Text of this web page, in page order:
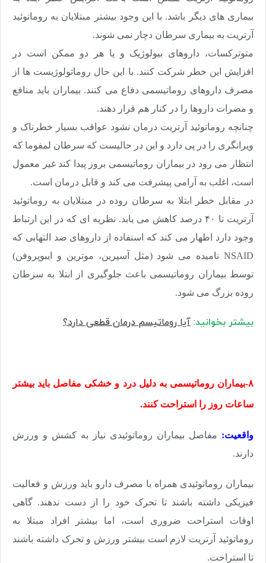
بیماری های دیگر باشد. با این وجود بیشتر مبتلایان به روماتوئید
آرتریت به بیماری سرطان دچار نمی شوند.
متوترکسات، داروهای بیولوژیک و یا هر دو ممکن است در
افزایش این خطر شرکت کنند. با این حال روماتولوژیست ها از
مصرف داروهای روماتیسمی دفاع می کنند. بیماران باید منافع
و مضرات داروها را در کنار هم قرار دهند.
چنانچه روماتوئید آرتریت درمان نشود عواقب بسیار خطرناک و
ویرانگری را در پی دارد و این در حالیست که سرطان لمفوما که
انتظار می رود در بیماران روماتیسمی بروز پیدا کند غیر معمول
است، اغلب به آرامی پیشرفت می کند و قابل درمان است.
در مقابل خطر ابتلا به سرطان روده در مبتلایان به روماتوئید
آرتریت تا ۴۰ درصد کاهش می یابد. نظریه ای که در این ارتباط
وجود دارد اظهار می کند که استفاده از داروهای ضد التهابی که
NSAID نامیده می شود (مثل آسپرین، موترین و ایبوپروفن)
توسط بیماران روماتیسمی باعث جلوگیری از ابتلا به سرطان
روده بزرگ می شود.
بیشتر بخوانید: آیا روماتیسم درمان قطعی دارد؟
۸-بیماران روماتیسمی به دلیل درد و خشکی مفاصل باید بیشتر
ساعات روز را استراحت کنند.
واقعیت: مفاصل بیماران روماتوئیدی نیاز به کشش و ورزش
دارند.
بیماران روماتوئیدی همراه با مصرف دارو باید ورزش و فعالیت
فیزیکی داشته باشند تا تحرک خود را از دست ندهند. گاهی
اوقات استراحت ضروری است، اما بیشتر افراد مبتلا به
روماتوئید آرتریت لازم است بیشتر ورزش و تحرک داشته باشند
تا استراحت.